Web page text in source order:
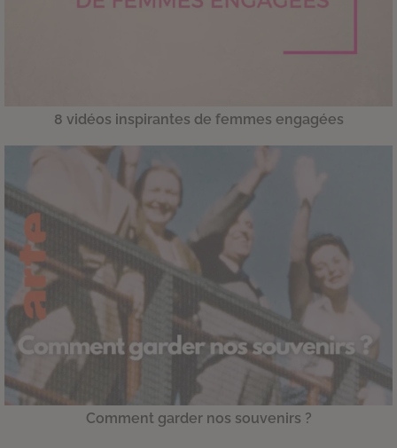
8 vidéos inspirantes de femmes engagées
Comment garder nos souvenirs ?